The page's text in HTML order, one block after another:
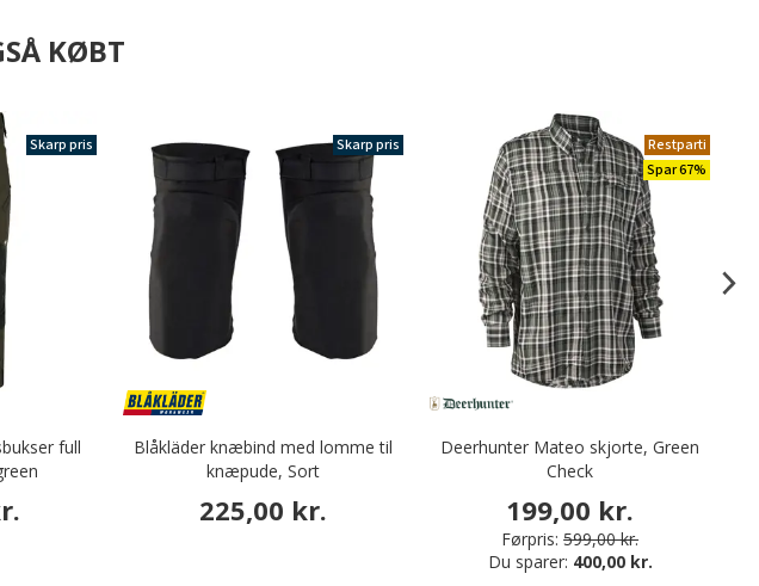
KØBT
Skarp pris
full
Skarp pris
Blåkläder knæbind med lomme til
knæpude, Sort
225,00 kr.
Restparti
Spar 67%
Deerhunter Mateo skjorte, Green
Check
199,00 kr.
Førpris: 599,00 kr.
Du sparer: 400,00 kr.